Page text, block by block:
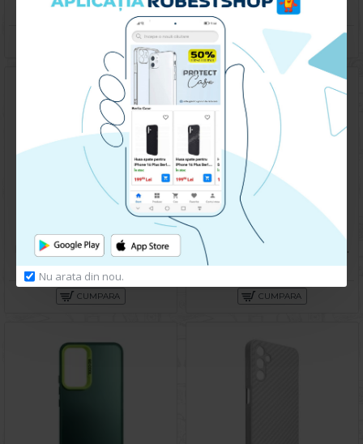
Nu arata din nou.
49.90 lei 49.90 lei
CUMPARA
Husa spate pentru Samsung Galaxy A14- Deli Case Gold
79.90 lei
CUMPARA
Husa spate pentru Samsung Galaxy A14- Lito Case Alb
79.90 lei
CUMPARA